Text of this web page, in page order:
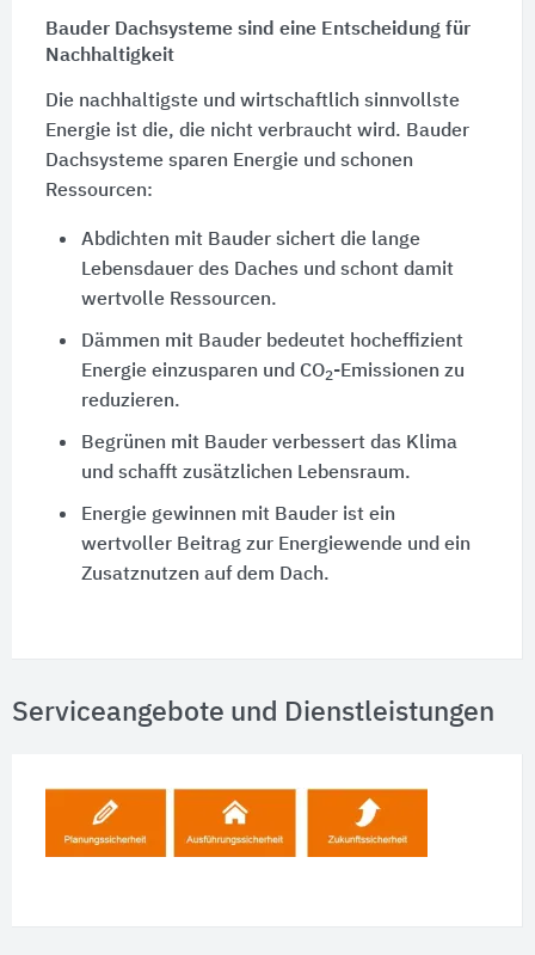
Bauder Dachsysteme sind eine Entscheidung für
Nachhaltigkeit
Die nachhaltigste und wirtschaftlich sinnvollste
Energie ist die, die nicht verbraucht wird. Bauder
Dachsysteme sparen Energie und schonen
Ressourcen:
Abdichten mit Bauder sichert die lange
Lebensdauer des Daches und schont damit
wertvolle Ressourcen.
Dämmen mit Bauder bedeutet hocheffizient
Energie einzusparen und CO2-Emissionen zu
reduzieren.
Begrünen mit Bauder verbessert das Klima
und schafft zusätzlichen Lebensraum.
Energie gewinnen mit Bauder ist ein
wertvoller Beitrag zur Energiewende und ein
Zusatznutzen auf dem Dach.
Serviceangebote und Dienstleistungen